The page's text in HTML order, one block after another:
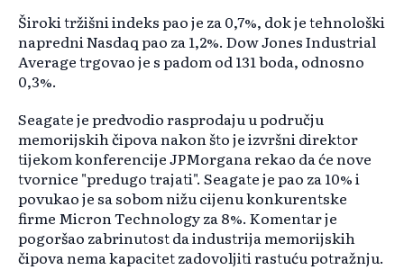
Široki tržišni indeks pao je za 0,7%, dok je tehnološki
napredni Nasdaq pao za 1,2%. Dow Jones Industrial
Average trgovao je s padom od 131 boda, odnosno
0,3%.
Seagate je predvodio rasprodaju u području
memorijskih čipova nakon što je izvršni direktor
tijekom konferencije JPMorgana rekao da će nove
tvornice "predugo trajati". Seagate je pao za 10% i
povukao je sa sobom nižu cijenu konkurentske
firme Micron Technology za 8%. Komentar je
pogoršao zabrinutost da industrija memorijskih
čipova nema kapacitet zadovoljiti rastuću potražnju.